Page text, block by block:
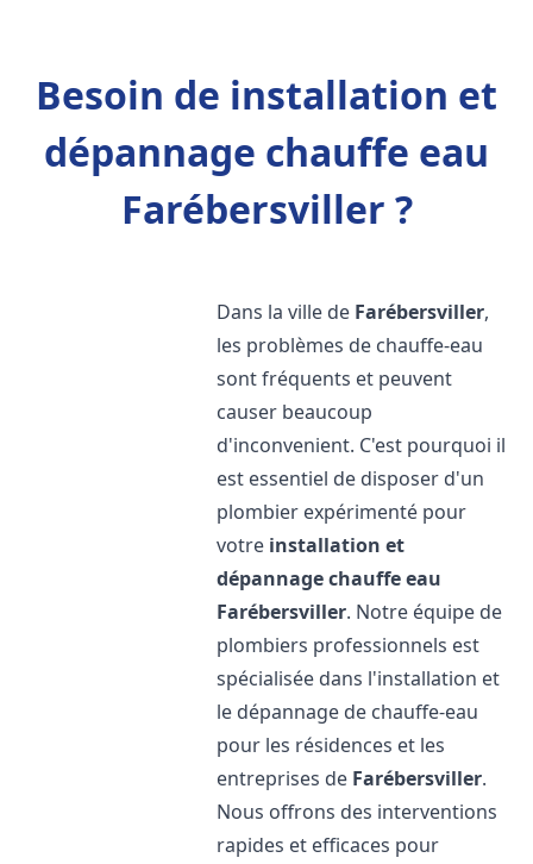
Besoin de installation et
dépannage chauffe eau
Farébersviller ?
Dans la ville de Farébersviller,
les problèmes de chauffe-eau
sont fréquents et peuvent
causer beaucoup
d'inconvenient. C'est pourquoi il
est essentiel de disposer d'un
plombier expérimenté pour
votre installation et
dépannage chauffe eau
Farébersviller. Notre équipe de
plombiers professionnels est
spécialisée dans l'installation et
le dépannage de chauffe-eau
pour les résidences et les
entreprises de Farébersviller.
Nous offrons des interventions
rapides et efficaces pour